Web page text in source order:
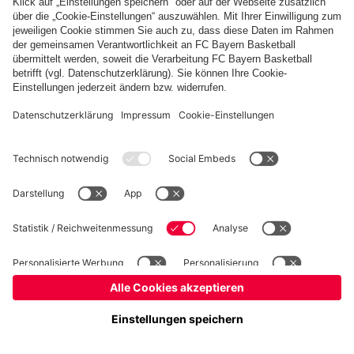
© FC Bayern München Basketball GmbH
Impressum Datenschutz Nutzungsbedingungen